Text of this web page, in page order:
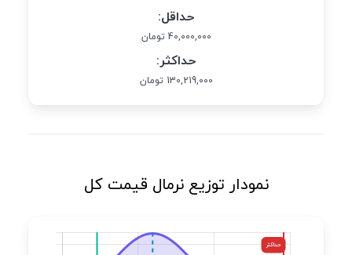
حداقل:
40,000,000 تومان
حداکثر:
130,219,000 تومان
نمودار توزیع نرمال قیمت کل